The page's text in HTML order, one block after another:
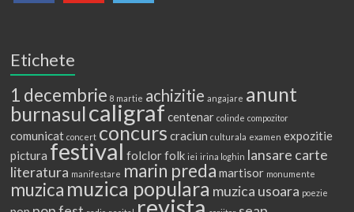
Etichete
1 decembrie 8 martie achizitie angajare anunt
burnasulcaligraf centenar colinde compozitor
comunicat concert concurs craciun culturala examen expozitie
pictura festival folclorfolk iei irina loghin lansare carte
literatura manifestare marin preda martisor monumente
muzica muzica populara muzica usoara poezie